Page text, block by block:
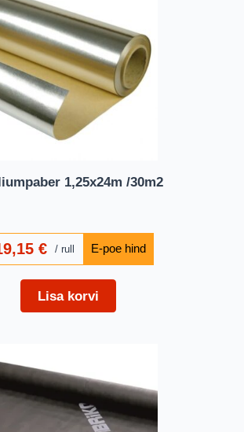
1,25x24m /30m2
€ rull
Lisa korvi